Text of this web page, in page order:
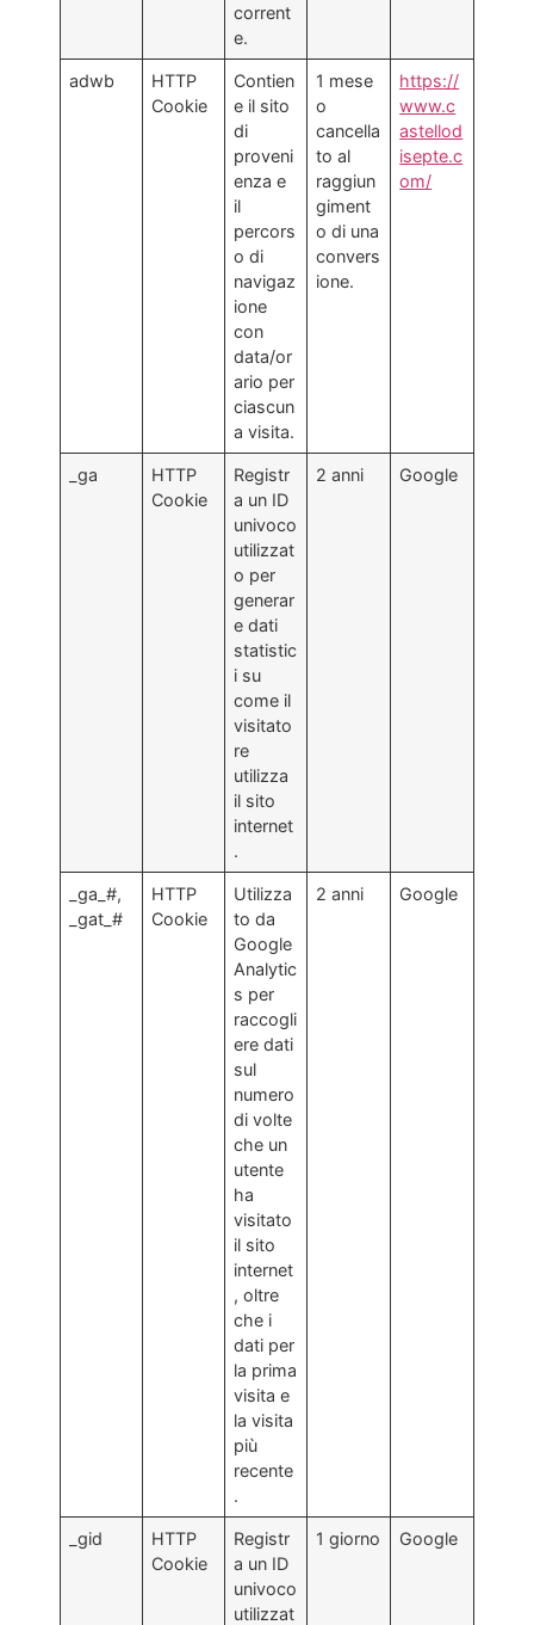
corrent
e.
adwb
HTTP
Cookie
Contien
e il sito
di
proveni
enza e
il
percors
o di
navigaz
ione
con
data/or
ario per
ciascun
a visita.
1 mese
o
cancella
to al
raggiun
giment
o di una
convers
ione.
https://
www.c
astellod
isepte.c
om/
_ga
HTTP
Cookie
Registr
a un ID
univoco
utilizzat
o per
generar
e dati
statistic
i su
come il
visitato
re
utilizza
il sito
internet
.
2 anni Google
_ga_#,
_gat_#
HTTP
Cookie
Utilizza
to da
Google
Analytic
s per
raccogli
ere dati
sul
numero
di volte
che un
utente
ha
visitato
il sito
internet
, oltre
che i
dati per
la prima
visita e
la visita
più
recente
.
2 anni Google
_gid
HTTP
Cookie
Registr
a un ID
univoco
utilizzat
1 giorno Google